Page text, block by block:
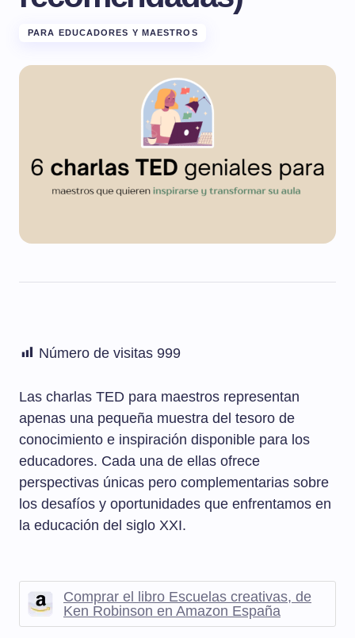
PARA EDUCADORES Y MAESTROS
Número de visitas 999
Las charlas TED para maestros representan
apenas una pequeña muestra del tesoro de
conocimiento e inspiración disponible para los
educadores. Cada una de ellas ofrece
perspectivas únicas pero complementarias sobre
los desafíos y oportunidades que enfrentamos en
la educación del siglo XXI.
Comprar el libro Escuelas creativas, de
Ken Robinson en Amazon España